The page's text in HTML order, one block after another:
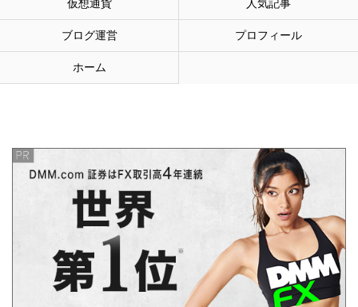
仮想通貨 人気記事
ブログ運営 プロフィール
ホーム